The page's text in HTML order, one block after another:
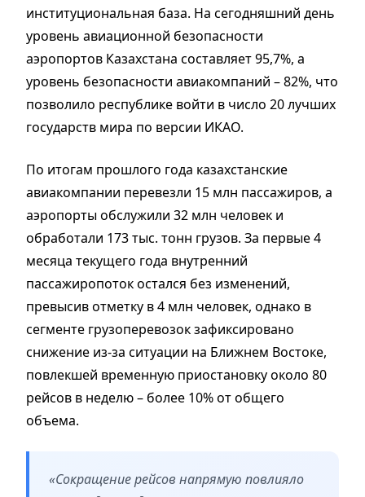
институциональная база. На сегодняшний день
уровень авиационной безопасности
аэропортов Казахстана составляет 95,7%, а
уровень безопасности авиакомпаний – 82%, что
позволило республике войти в число 20 лучших
государств мира по версии ИКАО.
По итогам прошлого года казахстанские
авиакомпании перевезли 15 млн пассажиров, а
аэропорты обслужили 32 млн человек и
обработали 173 тыс. тонн грузов. За первые 4
месяца текущего года внутренний
пассажиропоток остался без изменений,
превысив отметку в 4 млн человек, однако в
сегменте грузоперевозок зафиксировано
снижение из-за ситуации на Ближнем Востоке,
повлекшей временную приостановку около 80
рейсов в неделю – более 10% от общего
объема.
«Сокращение рейсов напрямую повлияло